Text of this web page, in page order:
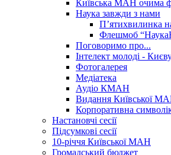
Київська МАН очима
Наука завжди з нами
П’ятихвилинка
Флешмоб
Поговоримо про...
Інтелект молоді -
Фотогалерея
Медіатека
Аудіо КМАН
Видання Київської
Корпоративна
Настановчі сесії
Підсумкові сесії
10-річчя Київської МАН
Громадський бюджет